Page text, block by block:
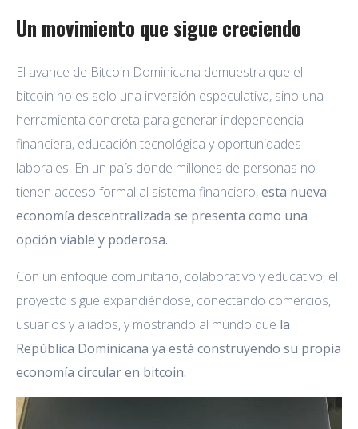
Un movimiento que sigue creciendo
El avance de Bitcoin Dominicana demuestra que el
bitcoin no es solo una inversión especulativa, sino una
herramienta concreta para generar independencia
financiera, educación tecnológica y oportunidades
laborales. En un país donde millones de personas no
tienen acceso formal al sistema financiero,esta nueva
economía descentralizada se presenta como una
opción viable y poderosa.
Con un enfoque comunitario, colaborativo y educativo, el
proyecto sigue expandiéndose, conectando comercios,
usuarios y aliados, y mostrando al mundo que la
República Dominicana ya está construyendo su propia
economía circular en bitcoin.